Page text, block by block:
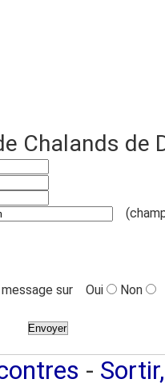
Chalands de
sur
Oui Non
-